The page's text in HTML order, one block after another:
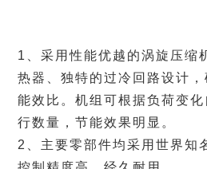
1、采用性能优越的涡旋压缩
热器、独特的过冷回路设计
能效比。机组可根据负荷变
行数量，节能效果明显。
2、主要零部件均采用世界知